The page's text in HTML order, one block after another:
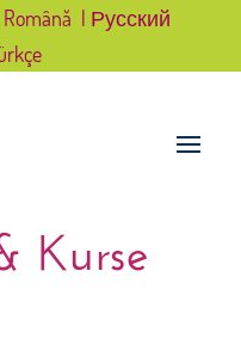
Română | Русский
Kurse